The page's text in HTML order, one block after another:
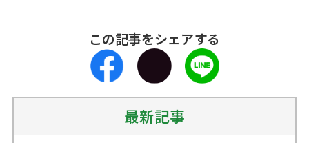
この記事をシェアする
最新記事